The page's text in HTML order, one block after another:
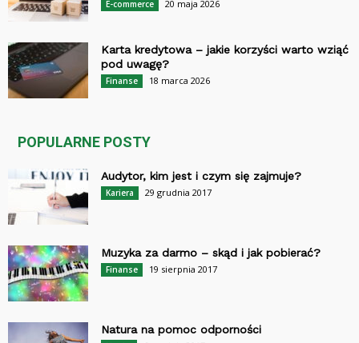
E-commerce 20 maja 2026
Karta kredytowa – jakie korzyści warto wziąć
pod uwagę?
Finanse 18 marca 2026
POPULARNE POSTY
Audytor, kim jest i czym się zajmuje?
Kariera 29 grudnia 2017
Muzyka za darmo – skąd i jak pobierać?
Finanse 19 sierpnia 2017
Natura na pomoc odporności